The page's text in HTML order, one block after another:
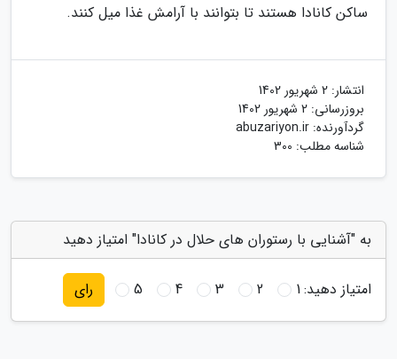
ساکن کانادا هستند تا بتوانند با آرامش غذا میل کنند.
انتشار: 2 شهریور 1402
بروزرسانی: 2 شهریور 1402
گردآورنده: abuzariyon.ir
شناسه مطلب: 300
به "آشنایی با رستوران های حلال در کانادا" امتیاز دهید
امتیاز دهید:1
2
3
4
5 رای